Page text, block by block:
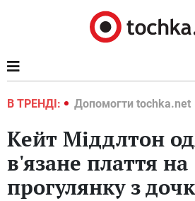
В ТРЕНДІ:
2022 Допомогти tochka.net
Кейт Міддлтон
в'язане плаття на
прогулянку з